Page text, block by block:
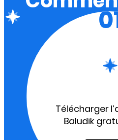
Télécharger
Baludik